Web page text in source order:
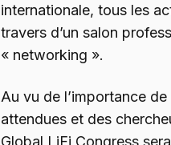
internationale, tous les
travers d’un salon
« networking ».
Au vu de l’importance
attendues et des
Global LiFi Congress